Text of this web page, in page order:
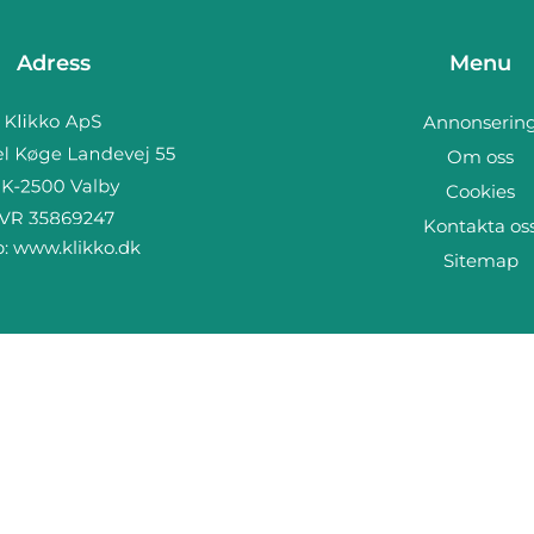
Adress
www.klikko.dk
Menu
Om oss
Cookies
Kontakta
Sitemap